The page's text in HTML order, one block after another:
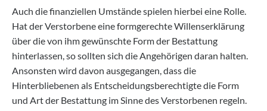
Auch die finanziellen Umstände spielen hierbei eine Rolle.
Hat der Verstorbene eine formgerechte Willenserklärung
über die von ihm gewünschte Form der Bestattung
hinterlassen, so sollten sich die Angehörigen daran halten.
Ansonsten wird davon ausgegangen, dass die
Hinterbliebenen als Entscheidungsberechtigte die Form
und Art der Bestattung im Sinne des Verstorbenen regeln.